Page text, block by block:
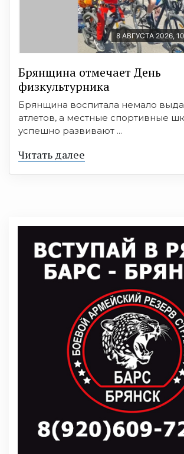
8 АВГУСТА 2026,
Брянщина отмечает День
физкультурника
Брянщина воспитала немало
атлетов, а местные спортивные
успешно развивают ...
Читать далее